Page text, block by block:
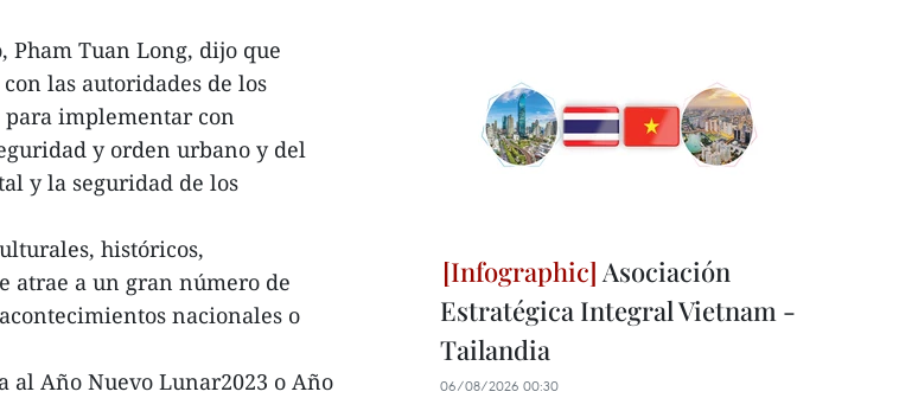
Tuan Long, dijo que
las autoridades de los
implementar con
y orden urbano y del
y la seguridad de los
históricos,
atrae a un gran número de
nacionales o
al Año Nuevo Lunar2023 o Año
Asociación
Estratégica Integral Vietnam -
Tailandia
06/08/2026 00:30